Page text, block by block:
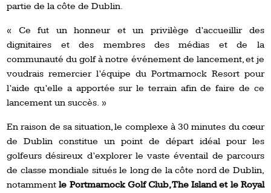
partie de la côte de Dublin.
« Ce fut un honneur et un privilège d’accueillir des
dignitaires et des membres des médias et de la
communauté du golf à notre événement de lancement, et je
voudrais remercier l’équipe du Portmarnock Resort pour
l’aide qu’elle a apportée sur le terrain afin de faire de ce
lancement un succès. »
En raison de sa situation, le complexe à 30 minutes du cœur
de Dublin constitue un point de départ idéal pour les
golfeurs désireux d’explorer le vaste éventail de parcours
de classe mondiale situés le long de la côte nord de Dublin,
notamment le Portmarnock Golf Club, The Island et le Royal